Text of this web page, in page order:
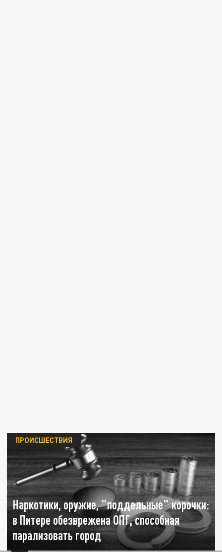
Наркотики, оружие, "поддельные" корочки:
в Питере обезврежена ОПГ, способная
парализовать город
ПРОИСШЕСТВИЯ